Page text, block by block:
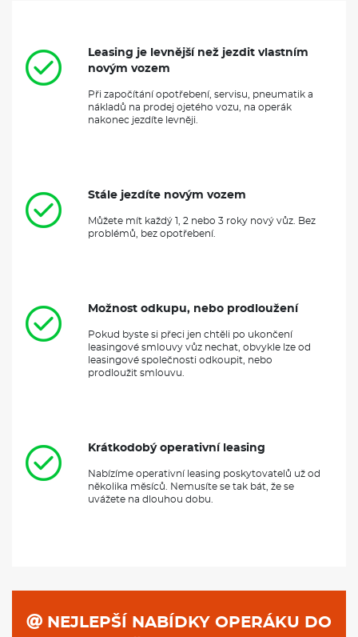
Leasing je levnější než jezdit vlastním
novým vozem
Při započítání opotřebení, servisu, pneumatik a
nákladů na prodej ojetého vozu, na operák
nakonec jezdíte levněji.
Stále jezdíte novým vozem
Můžete mít každý 1, 2 nebo 3 roky nový vůz. Bez
problémů, bez opotřebení.
Možnost odkupu, nebo prodloužení
Pokud byste si přeci jen chtěli po ukončení
leasingové smlouvy vůz nechat, obvykle lze od
leasingové společnosti odkoupit, nebo
prodloužit smlouvu.
Krátkodobý operativní leasing
Nabízíme operativní leasing poskytovatelů už od
několika měsíců. Nemusíte se tak bát, že se
uvážete na dlouhou dobu.
NEJLEPŠÍ NABÍDKY OPERÁKU DO